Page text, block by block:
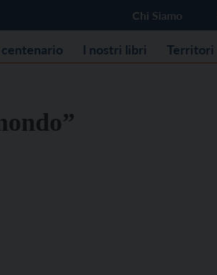
Chi Siamo
I nostri libri Territori